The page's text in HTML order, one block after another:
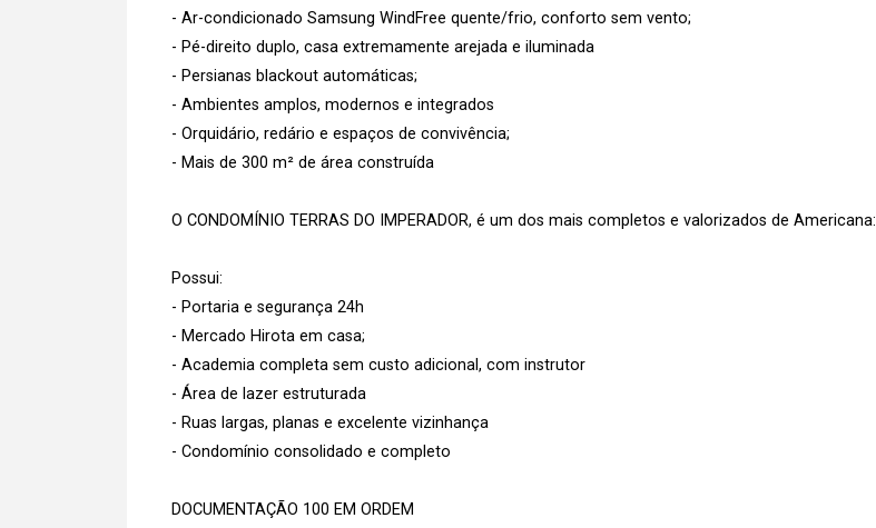
- Ar-condicionado Samsung WindFree quente/frio, conforto sem vento;
- Pé-direito duplo, casa extremamente arejada e iluminada
- Persianas blackout automáticas;
- Ambientes amplos, modernos e integrados
- Orquidário, redário e espaços de convivência;
- Mais de 300 m² de área construída
O CONDOMÍNIO TERRAS DO IMPERADOR, é um dos mais completos e valorizados de Americana:
Possui:
- Portaria e segurança 24h
- Mercado Hirota em casa;
- Academia completa sem custo adicional, com instrutor
- Área de lazer estruturada
- Ruas largas, planas e excelente vizinhança
- Condomínio consolidado e completo
DOCUMENTAÇÃO 100 EM ORDEM